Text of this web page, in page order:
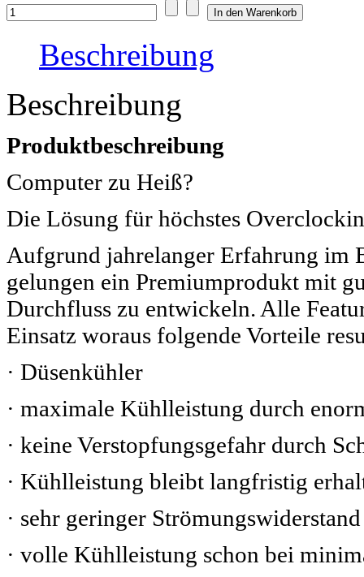
Beschreibung
Beschreibung
Produktbeschreibung
Computer zu Heiß?
Die Lösung für höchstes
Aufgrund jahrelanger Erfahrung im
gelungen ein Premiumprodukt mit
Durchfluss zu entwickeln. Alle
Einsatz woraus folgende Vorteile
· Düsenkühler
· maximale Kühlleistung durch
· keine Verstopfungsgefahr durch
· Kühlleistung bleibt langfristig
· sehr geringer
· volle Kühlleistung schon bei